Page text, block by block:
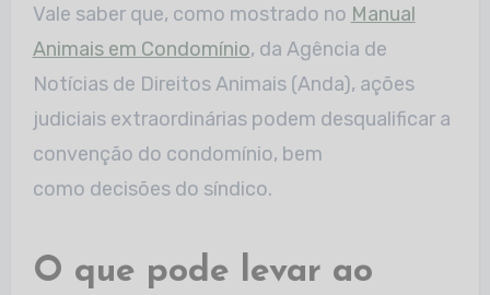
Vale saber que, como mostrado no Manual
Animais em Condomínio, da Agência de
Notícias de Direitos Animais (Anda), ações
judiciais extraordinárias podem desqualificar a
convenção do condomínio, bem
como decisões do síndico.
O que pode levar ao